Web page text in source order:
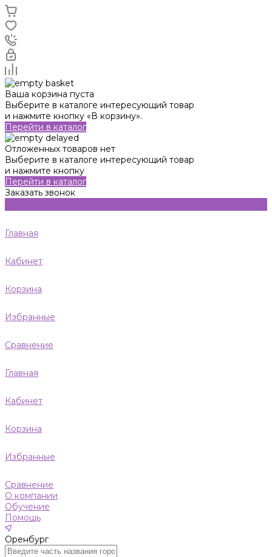
Ваша корзина пуста
Выберите в каталоге интересующий товар
и нажмите кнопку «В корзину».
Перейти в каталог
Отложенных товаров нет
Выберите в каталоге интересующий товар
и нажмите кнопку
Перейти в каталог
Заказать звонок
Главная
Кабинет
Корзина
Избранные
Сравнение
Главная
Кабинет
Корзина
Избранные
Сравнение
О компании
Обучение
Помощь
Оренбург